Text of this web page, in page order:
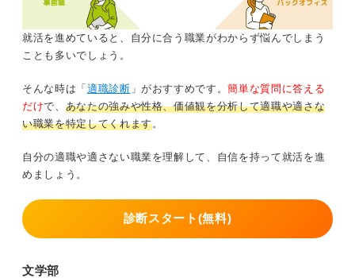
就活を進めていると、自分に合う職業がわからず悩んでしまう
ことも多いでしょう。
そんな時は「 適職診断 」がおすすめです。簡単な質問に答える
だけで、 あなたの強みや性格、価値観を分析して適職や適さな
い職業を特定してくれます。
自分の適職や適さない職業を理解して、自信を持って就活を進
めましょう。
診断スタート(無料)
文学部